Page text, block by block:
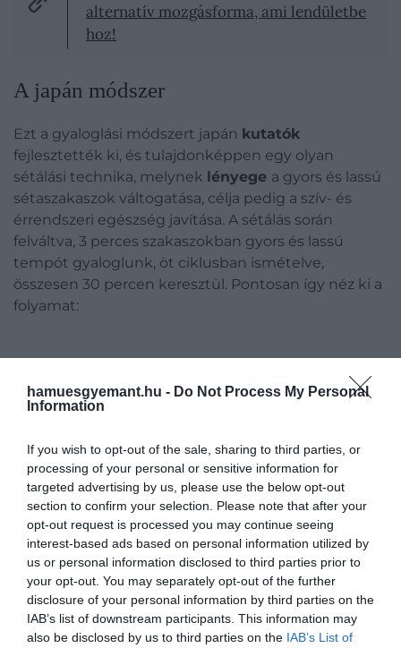
hamuesgyemant.hu - Do Not Process My Personal
Information
If you wish to opt-out of the sale, sharing to third parties, or
processing of your personal or sensitive information for
targeted advertising by us, please use the below opt-out
section to confirm your selection. Please note that after your
opt-out request is processed you may continue seeing
interest-based ads based on personal information utilized by
us or personal information disclosed to third parties prior to
your opt-out. You may separately opt-out of the further
disclosure of your personal information by third parties on the
IAB’s list of downstream participants. This information may
also be disclosed by us to third parties on the IAB’s List of
alternatív mozgásforma, ami lendületbe
hoz!
A japán módszer
Ezt a gyaloglási módszert japán kutatók
fejlesztették ki, és tulajdonképpen egy olyan
sétálási technika, melynek lényege a gyors és lassú
sétaszakaszok váltogatása, célja pedig a szív- és
érrendszeri egészség javítása. A sétálás során
felváltva, 3 perces szakaszokban gyors és lassú
tempót gyaloglunk, öt ciklusban ismételve,
összesen 30 percen keresztül. Pontosan így néz ki a
folyamat:
állóképességünk körülbelül 70%-a)
állóképességünk körülbelül 40%-a)
A szakaszok ismétlése, amíg letelik a fél óra, vagy
amíg jólesik
Mit tehet 30 perc az egészségünkért?
Mindössze 30 percnyi japán séta számoselőnnyel
jár: a kutatók arra jutottak, hogy a hagyományos
gyaloglásnál jobban javítja az állóképességet, a
vércukorszintet és a vérnyomást, valamint